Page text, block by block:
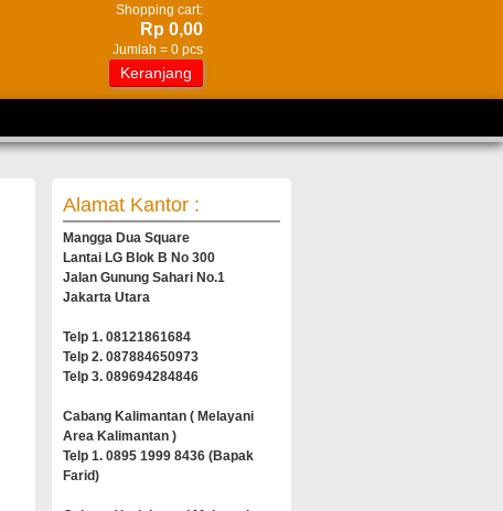
Shopping cart:
Rp 0,00
Jumlah = 0 pcs
Keranjang
Alamat Kantor :
Mangga Dua Square
Lantai LG Blok B No 300
Jalan Gunung Sahari No.1
Jakarta Utara
Telp 1. 08121861684
Telp 2. 087884650973
Telp 3. 089694284846
Cabang Kalimantan ( Melayani
Area Kalimantan )
Telp 1. 0895 1999 8436 (Bapak
Farid)